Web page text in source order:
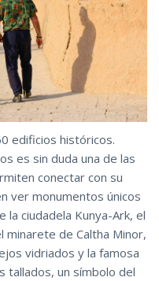
edificios históricos.
es sin duda una de las
conectar con su
ver monumentos únicos
ciudadela Kunya-Ark, el
minarete de Caltha Minor,
vidriados y la famosa
tallados, un símbolo del